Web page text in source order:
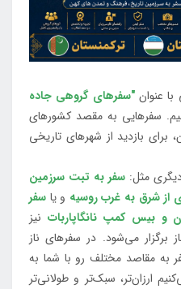
"سفرهای گروهی جاده
سفرهایی به مقصد کشورهای
برای بازدید از شهرهای تاریخی
مثل:سفر به تبت سرزمین
از شرق به غرب روسیه و یا سفر
و بیس کمپ نانگاپاربات نیز
می‌شود. در سفرهای ناز
به مقاصد مختلف رو با شما به
ارزان‌تر، سبک‌تر و طولانی‌تر